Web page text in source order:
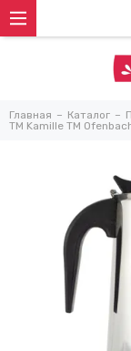
Главная Каталог
TM Kamille TM